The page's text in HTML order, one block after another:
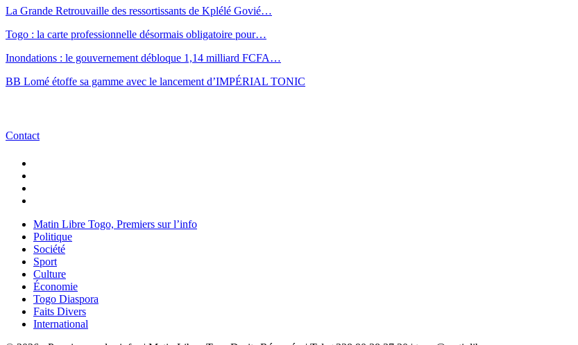
La Grande Retrouvaille des ressortissants de Kplélé Govié…
Togo : la carte professionnelle désormais obligatoire pour…
Inondations : le gouvernement débloque 1,14 milliard FCFA…
BB Lomé étoffe sa gamme avec le lancement d’IMPÉRIAL TONIC
Contact
Matin Libre Togo, Premiers sur l’info
Politique
Société
Sport
Culture
Économie
Togo Diaspora
Faits Divers
International